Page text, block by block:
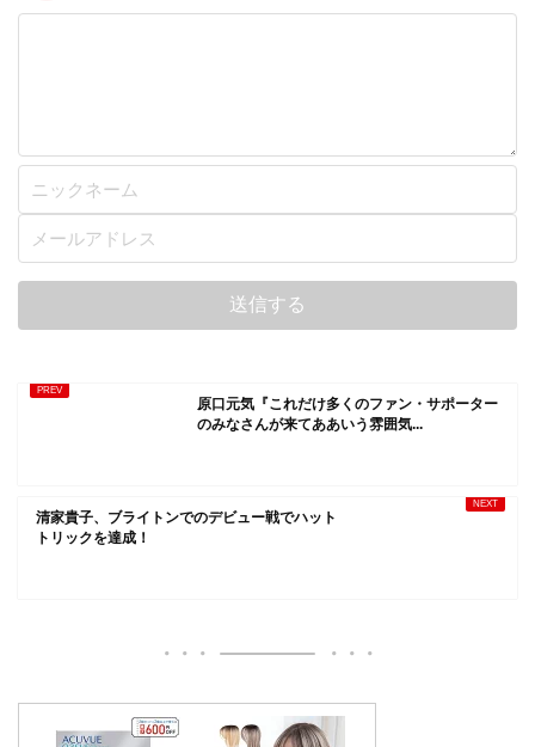
原口元気『これだけ多くのファン・サポーター
のみなさんが来てああいう雰囲気...
清家貴子、ブライトンでのデビュー戦でハット
トリックを達成！